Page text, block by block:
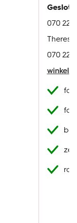
070 221
070 221
winkel